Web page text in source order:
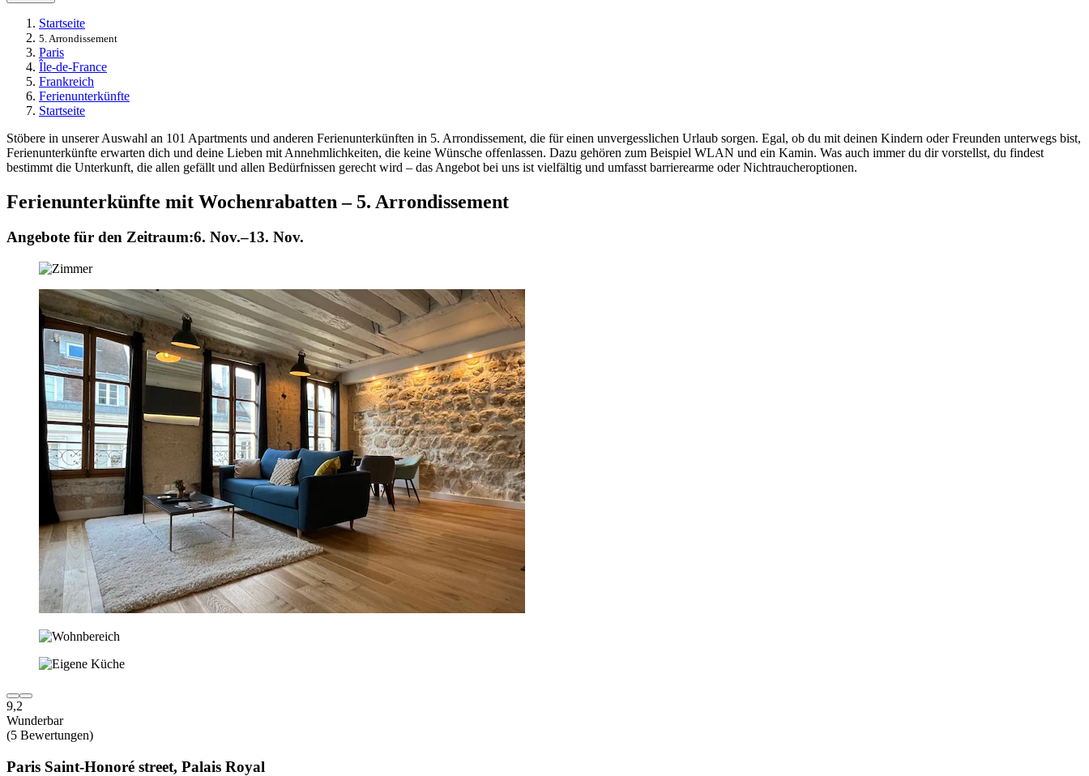
Startseite
5. Arrondissement
Paris
Île-de-France
Frankreich
Ferienunterkünfte
Startseite
Stöbere in unserer Auswahl an 101 Apartments und anderen Ferienunterkünften in 5. Arrondissement, die für einen unvergesslichen Urlaub sorgen. Egal, ob du mit deinen Kindern oder Freunden unterwegs bist,
Ferienunterkünfte erwarten dich und deine Lieben mit Annehmlichkeiten, die keine Wünsche offenlassen. Dazu gehören zum Beispiel WLAN und ein Kamin. Was auch immer du dir vorstellst, du findest
bestimmt die Unterkunft, die allen gefällt und allen Bedürfnissen gerecht wird – das Angebot bei uns ist vielfältig und umfasst barrierearme oder Nichtraucheroptionen.
Ferienunterkünfte mit Wochenrabatten – 5. Arrondissement
Angebote für den Zeitraum:6. Nov.–13. Nov.
9,2
Wunderbar
(5 Bewertungen)
Paris Saint-Honoré street, Palais Royal